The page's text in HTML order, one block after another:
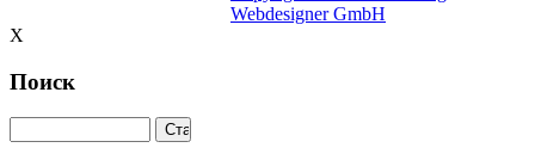
Webdesigner GmbH
X
Поиск